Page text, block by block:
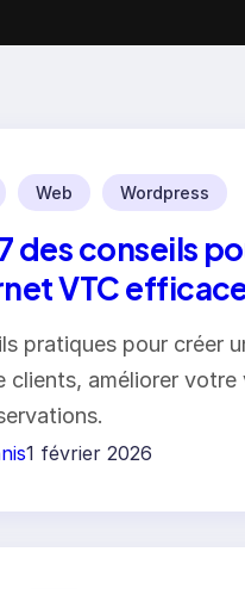
Web Wordpress
des conseils
VTC
pratiques pour créer
clients, améliorer
1 février 2026